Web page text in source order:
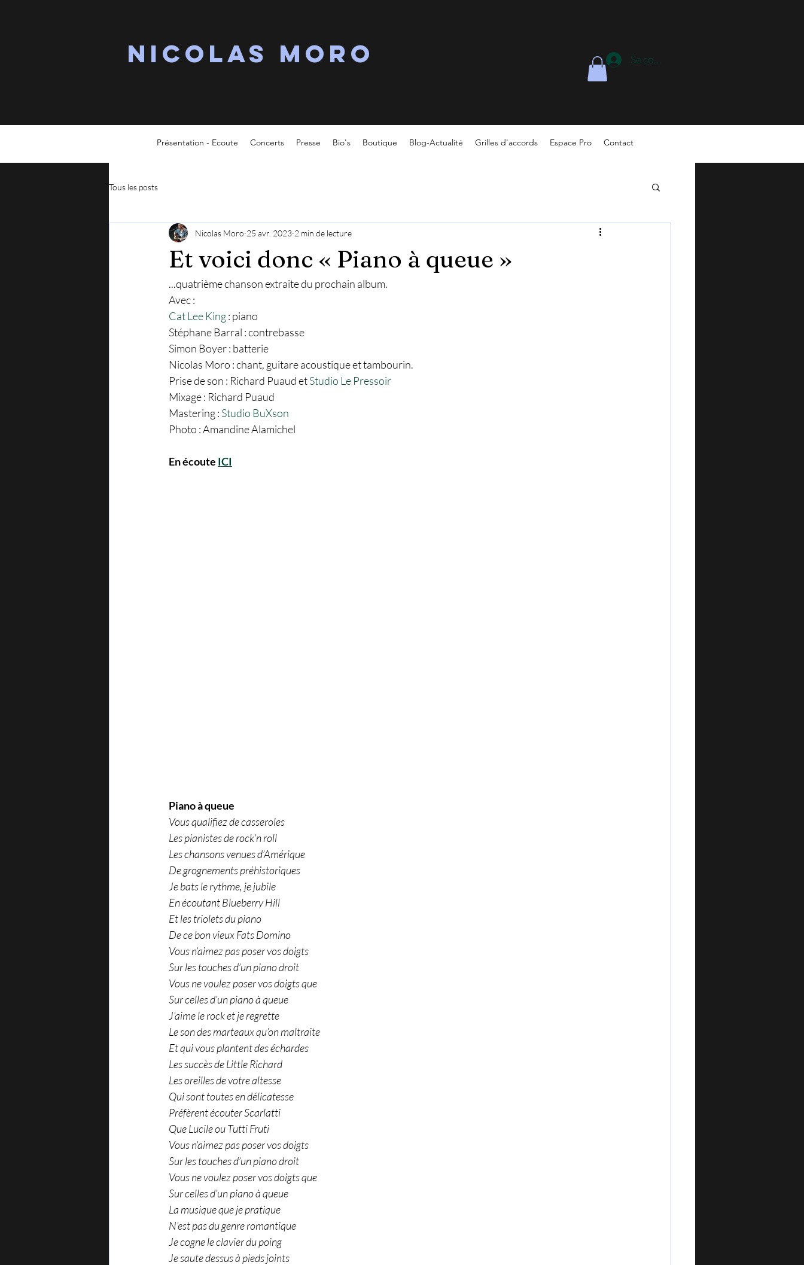
Nicolas MORO Se connecter
Présentation - Ecoute Concerts Presse Bio's Boutique Blog-Actualité Grilles d'accords Espace Pro Contact
Tous les posts
Et voici donc « Piano à queue »
Nicolas Moro 25 avr. 2023 2 min de lecture
...quatrième chanson extraite du prochain album.
Avec :
Cat Lee King : piano
Stéphane Barral : contrebasse
Simon Boyer : batterie
Nicolas Moro : chant, guitare acoustique et tambourin.
Prise de son : Richard Puaud et Studio Le Pressoir
Mixage : Richard Puaud
Mastering : Studio BuXson
Photo : Amandine Alamichel
En écoute ICI
Piano à queue
Vous qualifiez de casseroles
Les pianistes de rock’n roll
Les chansons venues d’Amérique
De grognements préhistoriques
Je bats le rythme, je jubile
En écoutant Blueberry Hill
Et les triolets du piano
De ce bon vieux Fats Domino
Vous n’aimez pas poser vos doigts
Sur les touches d’un piano droit
Vous ne voulez poser vos doigts que
Sur celles d’un piano à queue
J’aime le rock et je regrette
Le son des marteaux qu’on maltraite
Et qui vous plantent des échardes
Les succès de Little Richard
Les oreilles de votre altesse
Qui sont toutes en délicatesse
Préfèrent écouter Scarlatti
Que Lucile ou Tutti Fruti
Vous n’aimez pas poser vos doigts
Sur les touches d’un piano droit
Vous ne voulez poser vos doigts que
Sur celles d’un piano à queue
La musique que je pratique
N’est pas du genre romantique
Je cogne le clavier du poing
Je saute dessus à pieds joints